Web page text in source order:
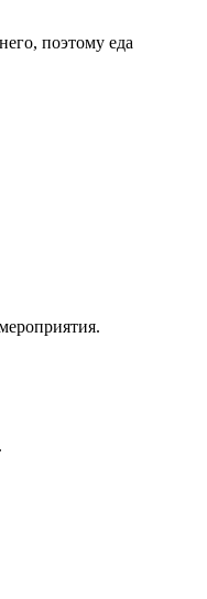
поэтому еда